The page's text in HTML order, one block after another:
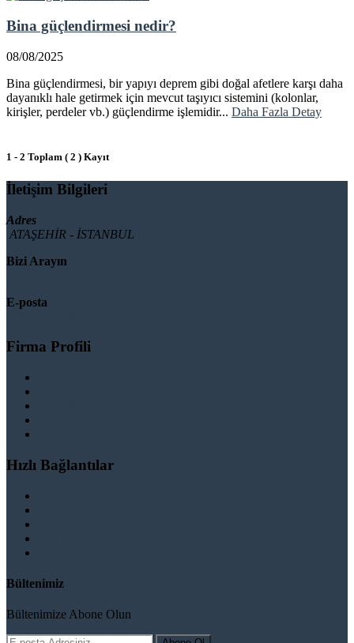
Bina güçlendirmesi nedir?
08/08/2025
Bina güçlendirmesi, bir yapıyı deprem gibi doğal afetlere karşı daha
dayanıklı hale getirmek için mevcut taşıyıcı sistemini (kolonlar,
kirişler, perdeler vb.) güçlendirme işlemidir... Daha Fazla Detay
1 - 2 Toplam ( 2 ) Kayıt
İletişim Bilgileri
Adres
ATAŞEHİR - İSTANBUL
Bizi Arayın
E-posta
Firma Profili
Hızlı Bağlantılar
Bültenimiz
Bültenimize Abone Olun